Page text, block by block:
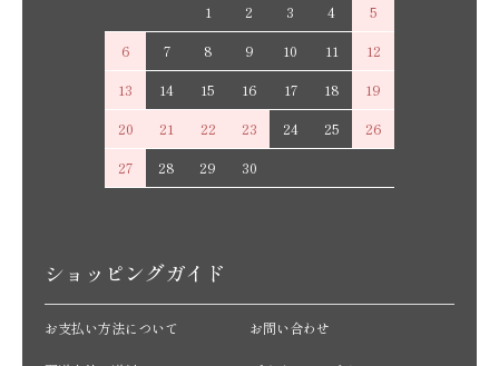
1
2 3 4
5
6
7 8 9 10 11
12
13
14 15 16 17 18
19
20
21 22 23 24 25
26
27
28 29 30
ショッピングガイド
お支払い方法について お問い合わせ